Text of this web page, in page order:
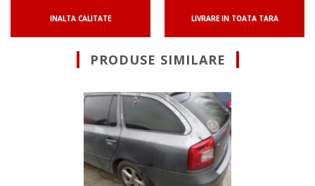
INALTA CALITATE LIVRARE IN TOATA TARA
PRODUSE SIMILARE
Suna pentru
prag Skoda Octavia 2 (1Z3)
2004/02-2013